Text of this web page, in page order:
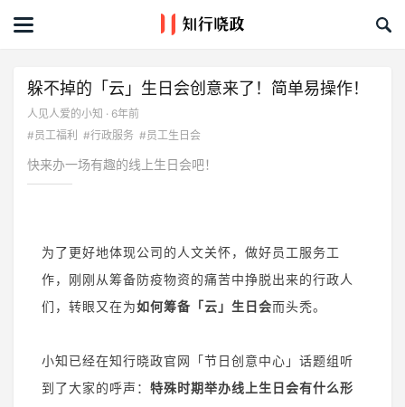
首页
课程&活动
资料库
礼品创意库
关于我们
躲不掉的「云」生日会创意来了！简单易操作！
人见人爱的小知 · 6年前
#员工福利
#行政服务 #员工生日会
快来办一场有趣的线上生日会吧！
为了更好地体现公司的人文关怀，做好员工服务工
作，刚刚从筹备防疫物资的痛苦中挣脱出来的行政人
们，转眼又在为如何筹备「云」生日会而头秃。
小知已经在知行晓政官网「节日创意中心」话题组听
到了大家的呼声： 特殊时期举办线上生日会有什么形